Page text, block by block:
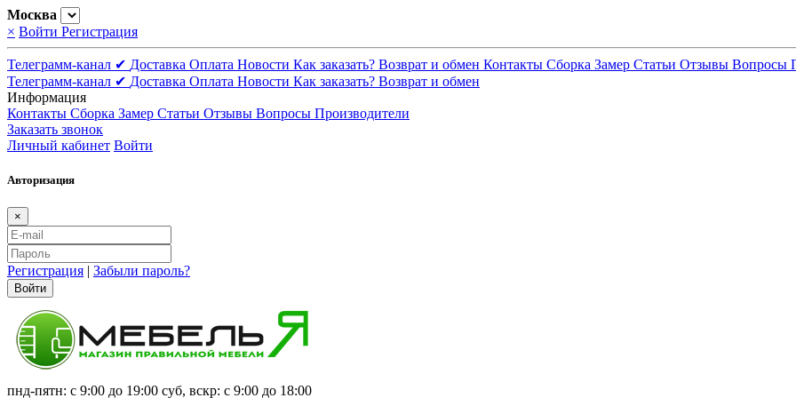
Москва
× Войти Регистрация
Телеграмм-канал ✔ Доставка Оплата Новости Как заказать? Возврат и обмен Контакты Сборка Замер Статьи Отзывы Вопросы
Телеграмм-канал ✔ Доставка Оплата Новости Как заказать? Возврат и обмен
Информация
Контакты Сборка Замер Статьи Отзывы Вопросы Производители
Заказать звонок
Личный кабинет Войти
Авторизация
×
Регистрация | Забыли пароль?
Войти
пнд-пятн: с 9:00 до 19:00 суб, вскр: с 9:00 до 18:00